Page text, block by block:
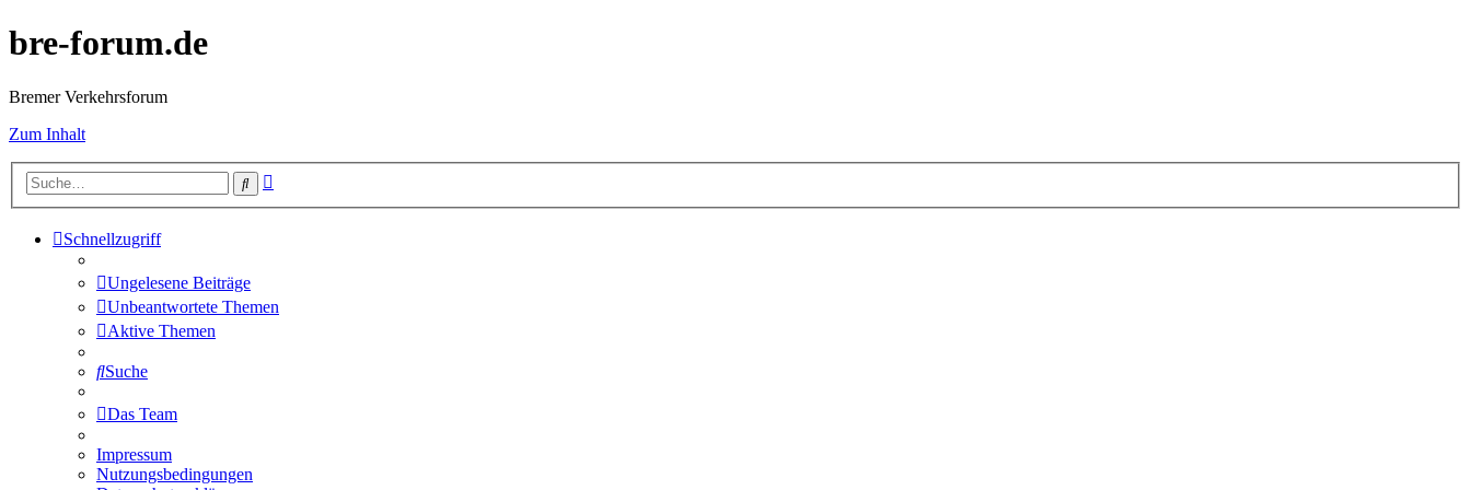
bre-forum.de
Bremer Verkehrsforum
Zum Inhalt
Suche
Schnellzugriff
Ungelesene Beiträge
Unbeantwortete Themen
Aktive Themen
Suche
Das Team
Impressum
Nutzungsbedingungen